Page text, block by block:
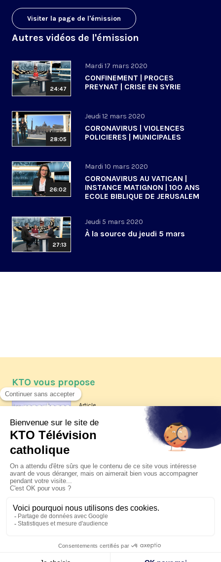
Visiter la page de l'émission
Autres vidéos de l'émission
24:47
Mardi 17 mars 2020
CONFINEMENT | PROCES
PREYNAT | CRISE EN SYRIE
28:05
Jeudi 12 mars 2020
CORONAVIRUS | VIOLENCES
POLICIERES | MUNICIPALES
26:02
Mardi 10 mars 2020
CORONAVIRUS AU VATICAN |
INSTANCE MATIGNON | 100 ANS
ECOLE BIBLIQUE DE JERUSALEM
27:13
Jeudi 5 mars 2020
À la source du jeudi 5 mars
KTO vous propose
Article
Les reportages d'été 2026 de KTO
La visite pastorale du pape Léon
XIV à Assise à suivre sur KTO le
jeudi 6 août
Le pape en Uruguay, Argentine et
Pérou du 6 au 17 novembre 2026